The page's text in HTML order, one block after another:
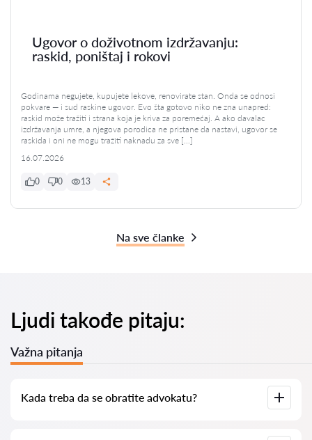
Ugovor o doživotnom izdržavanju:
raskid, poništaj i rokovi
Godinama negujete, kupujete lekove, renovirate stan. Onda se odnosi
pokvare — i sud raskine ugovor. Evo šta gotovo niko ne zna unapred:
raskid može tražiti i strana koja je kriva za poremećaj. A ako davalac
izdržavanja umre, a njegova porodica ne pristane da nastavi, ugovor se
raskida i oni ne mogu tražiti naknadu za sve […]
16.07.2026
0 0 13
Na sve članke
Ljudi takođe pitaju:
Važna pitanja
Kada treba da se obratite advokatu?